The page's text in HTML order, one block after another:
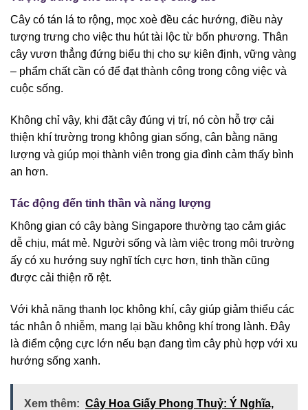
Cây có tán lá to rộng, mọc xoè đều các hướng, điều này
tượng trưng cho việc thu hút tài lộc từ bốn phương. Thân
cây vươn thẳng đứng biểu thị cho sự kiên định, vững vàng
– phẩm chất cần có để đạt thành công trong công việc và
cuộc sống.
Không chỉ vậy, khi đặt cây đúng vị trí, nó còn hỗ trợ cải
thiện khí trường trong không gian sống, cân bằng năng
lượng và giúp mọi thành viên trong gia đình cảm thấy bình
an hơn.
Tác động đến tinh thần và năng lượng
Không gian có cây bàng Singapore thường tạo cảm giác
dễ chịu, mát mẻ. Người sống và làm việc trong môi trường
ấy có xu hướng suy nghĩ tích cực hơn, tinh thần cũng
được cải thiện rõ rệt.
Với khả năng thanh lọc không khí, cây giúp giảm thiểu các
tác nhân ô nhiễm, mang lại bầu không khí trong lành. Đây
là điểm cộng cực lớn nếu bạn đang tìm cây phù hợp với xu
hướng sống xanh.
Xem thêm: Cây Hoa Giấy Phong Thuỷ: Ý Nghĩa,